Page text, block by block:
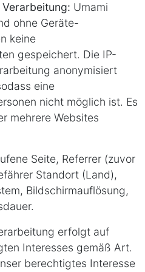
Umami
ohne Geräte-
keine
gespeichert. Die IP-
anonymisiert
eine
nicht möglich ist. Es
mehrere Websites
Seite, Referrer (zuvor
Standort (Land),
Bildschirmauflösung,
erfolgt auf
Interesses gemäß Art.
berechtigtes Interesse